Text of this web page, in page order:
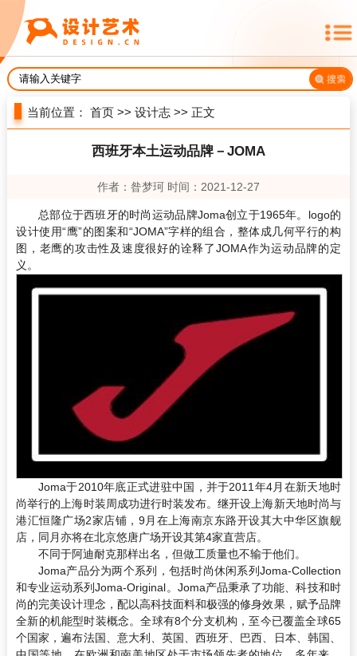
当前位置：首页 >>设计志 >> 正文
西班牙本土运动品牌－JOMA
作者：昝梦珂 时间：2021-12-27
总部位于西班牙的时尚运动品牌Joma创立于1965年。logo的
设计使用“鹰”的图案和“JOMA”字样的组合，整体成几何平行的构
图，老鹰的攻击性及速度很好的诠释了JOMA作为运动品牌的定
义。
Joma于2010年底正式进驻中国，并于2011年4月在新天地时
尚举行的上海时装周成功进行时装发布。继开设上海新天地时尚与
港汇恒隆广场2家店铺，9月在上海南京东路开设其大中华区旗舰
店，同月亦将在北京悠唐广场开设其第4家直营店。
不同于阿迪耐克那样出名，但做工质量也不输于他们。
Joma产品分为两个系列，包括时尚休闲系列Joma-Collection
和专业运动系列Joma-Original。Joma产品秉承了功能、科技和时
尚的完美设计理念，配以高科技面料和极强的修身效果，赋予品牌
全新的机能型时装概念。全球有8个分支机构，至今已覆盖全球65
个国家，遍布法国、意大利、英国、西班牙、巴西、日本、韩国、